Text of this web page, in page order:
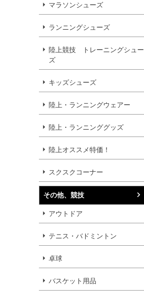
マラソンシューズ
ランニングシューズ
陸上競技 トレーニングシュー
ズ
キッズシューズ
陸上・ランニングウェアー
陸上・ランニンググッズ
陸上オススメ特価！
スクスクコーナー
その他、競技
アウトドア
テニス・バドミントン
卓球
バスケット用品